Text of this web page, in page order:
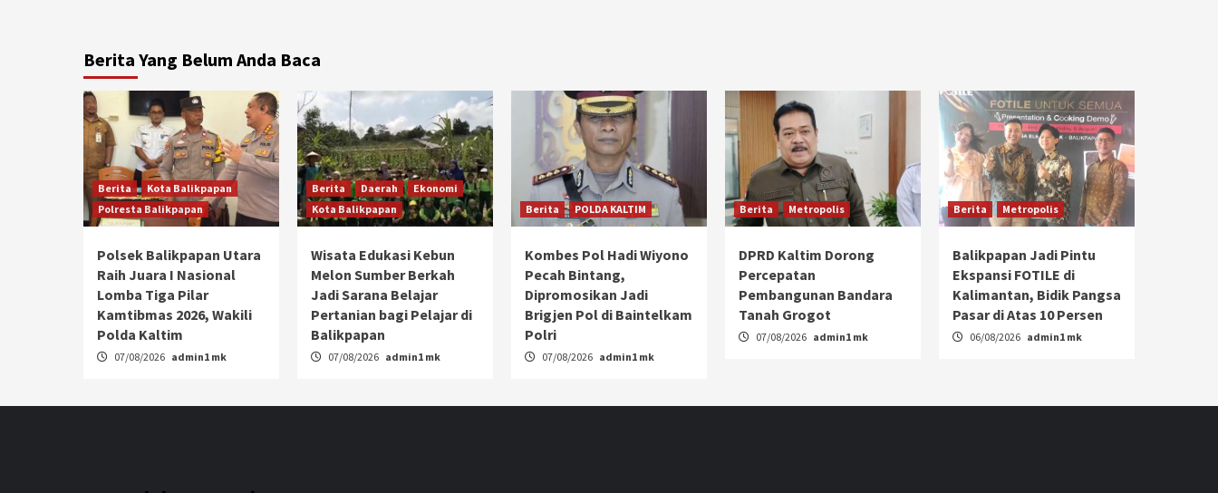
Berita Yang Belum Anda Baca
Berita
Kota Balikpapan
Polresta Balikpapan
Polsek Balikpapan Utara
Raih Juara I Nasional
Lomba Tiga Pilar
Kamtibmas 2026, Wakili
Polda Kaltim
07/08/2026 admin1 mk
Berita Daerah
Ekonomi
Kota Balikpapan
Wisata Edukasi Kebun
Melon Sumber Berkah
Jadi Sarana Belajar
Pertanian bagi Pelajar di
Balikpapan
07/08/2026 admin1 mk
Berita POLDA KALTIM
Kombes Pol Hadi Wiyono
Pecah Bintang,
Dipromosikan Jadi
Brigjen Pol di Baintelkam
Polri
07/08/2026 admin1 mk
Berita Metropolis
DPRD Kaltim Dorong
Percepatan
Pembangunan Bandara
Tanah Grogot
07/08/2026 admin1 mk
Berita Metropolis
Balikpapan Jadi Pintu
Ekspansi FOTILE di
Kalimantan, Bidik Pangsa
Pasar di Atas 10 Persen
06/08/2026 admin1 mk